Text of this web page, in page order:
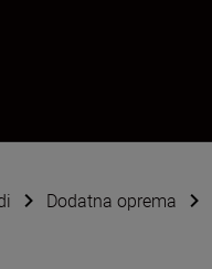
Dodatna oprema